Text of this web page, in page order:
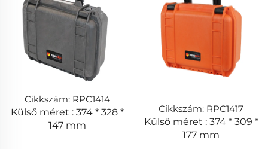
Cikkszám: RPC1414
Külső méret : 374 * 328 *
147 mm
Cikkszám: RPC1417
Külső méret : 374 * 309 *
177 mm